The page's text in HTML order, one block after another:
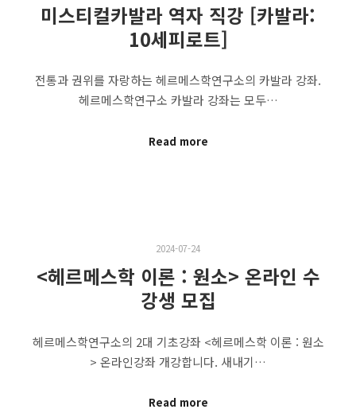
미스티컬카발라 역자 직강 [카발라:
10세피로트]
전통과 권위를 자랑하는 헤르메스학연구소의 카발라 강좌.
헤르메스학연구소 카발라 강좌는 모두…
Read more
2024-07-24
<헤르메스학 이론 : 원소> 온라인 수
강생 모집
헤르메스학연구소의 2대 기초강좌 <헤르메스학 이론 : 원소
> 온라인강좌 개강합니다. 새내기…
Read more